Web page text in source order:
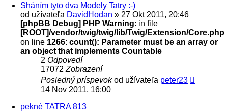
Sháním tyto dva Modely Tatry :-)
od užívateľa DavidHodan » 27 Okt 2011, 20:46
[phpBB Debug] PHP Warning: in file
[ROOT]/vendor/twig/twig/lib/Twig/Extension/Core.php
on line 1266: count(): Parameter must be an array or
an object that implements Countable
2 Odpovedí
17072 Zobrazení
Posledný príspevokod užívateľa peter23
14 Nov 2011, 16:00
pekné TATRA 813